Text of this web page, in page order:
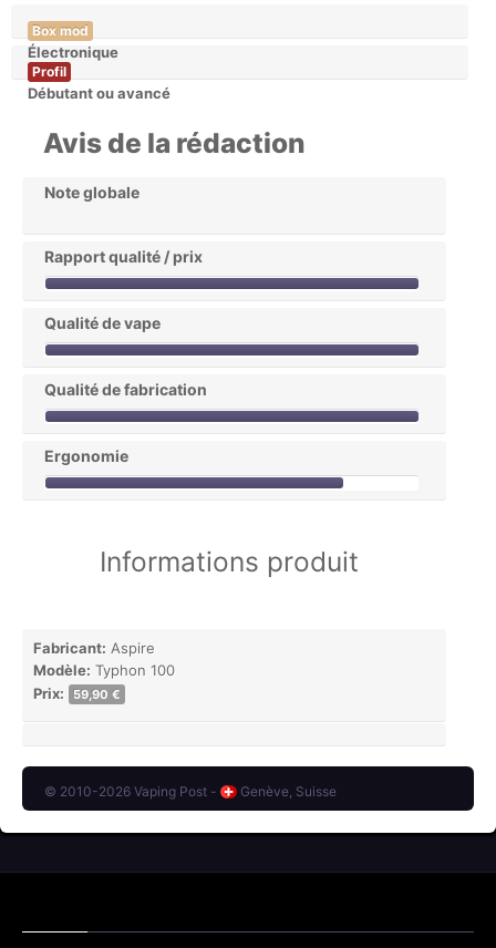
Box mod
Électronique
Profil
Débutant ou avancé
Avis de la rédaction
Note globale
Rapport qualité / prix
Qualité de vape
Qualité de fabrication
Ergonomie
Informations produit
Fabricant: Aspire
Modèle: Typhon 100
Prix:
59,90 €
© 2010-2026 Vaping Post - Genève, Suisse